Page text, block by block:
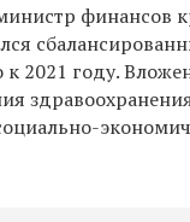
финансов
2021 году.